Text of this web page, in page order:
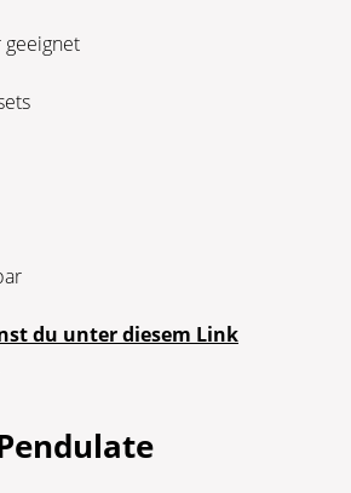
geeignet
du unter diesem Link